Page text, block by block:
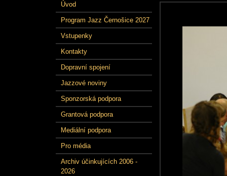
Úvod
Program Jazz Černošice 2027
Vstupenky
Kontakty
Dopravní spojení
Jazzové noviny
Sponzorská podpora
Grantová podpora
Mediální podpora
Pro média
Archiv účinkujících 2006 -
2026